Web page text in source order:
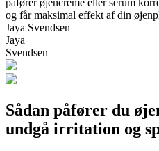
og får maksimal effekt af din
Jaya Svendsen
Jaya
Svendsen
Sådan påfører du
undgå irritation og